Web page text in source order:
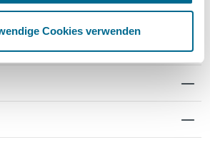
Cookies verwenden